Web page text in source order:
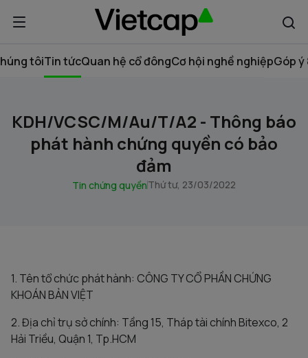
tôiTin tứcQuan hệ cổ đôngCơ hội nghề nghiệpGóp ý
KDH/VCSC/M/Au/T/A2 - Thông báo
phát hành chứng quyền có bảo
đảm
Tin chứng quyềnThứ tư, 23/03/2022
1. Tên tổ chức phát hành: CÔNG TY CỔ PHẦN CHỨNG
KHOÁN BẢN VIỆT
2. Địa chỉ trụ sở chính: Tầng 15, Tháp tài chính Bitexco, 2
Hải Triều, Quận 1, Tp.HCM